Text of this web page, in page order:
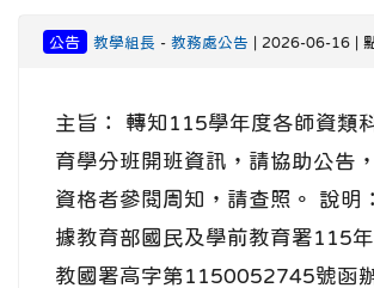
公告 教學組長 - 教務處公告 | 2026-06-16 |
主旨： 轉知115學年度各師資類
育學分班開班資訊，請協助公告
資格者參閱周知，請查照。 說明
據教育部國民及學前教育署115
教國署高字第1150052745號函